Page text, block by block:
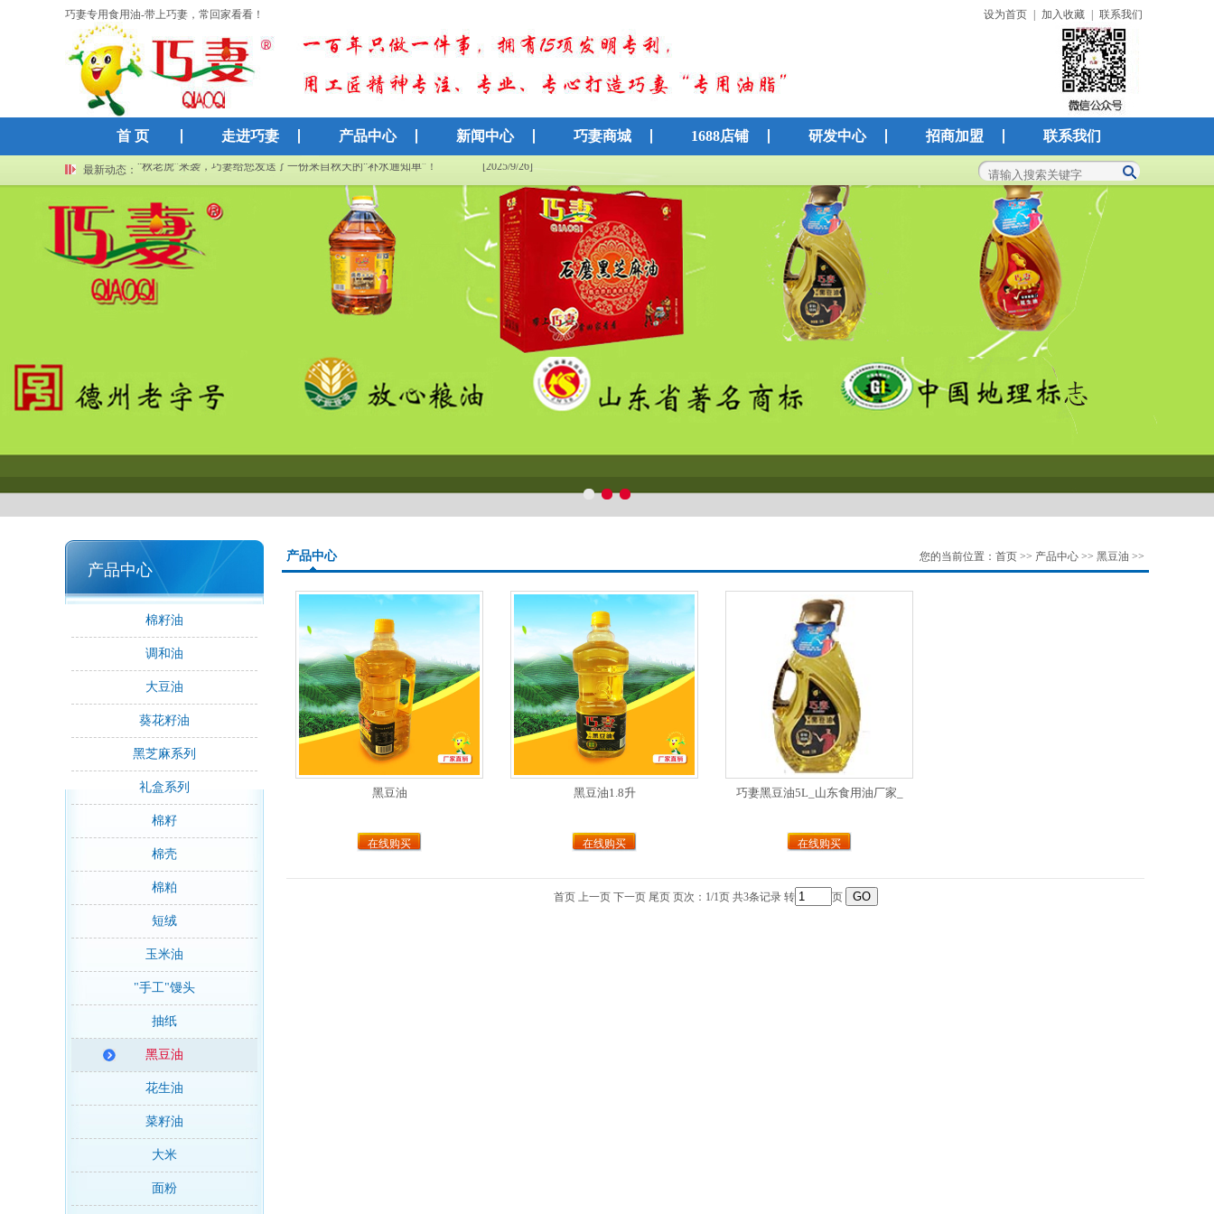
巧妻专用食用油-带上巧妻，常回家看看！ 设为首页 加入收藏 联系我们
首 页 走进巧妻 产品中心 新闻中心 巧妻商城 1688店铺 研发中心 招商加盟 联系我们
最新动态：
“秋老虎”来袭，巧妻给您发送了一份来自秋天的“补水通知单”！
[2025/9/26]
巧妻福利长期在线！空桶别浪费，免费换水超划算
[2025/9/26]
产品中心
棉籽油
调和油
大豆油
葵花籽油
黑芝麻系列
礼盒系列
棉籽
棉壳
棉粕
短绒
玉米油
"手工"馒头
抽纸
黑豆油
花生油
菜籽油
大米
面粉
您的当前位置： 首页 >> 产品中心 >> 黑豆油 >>
产品中心
黑豆油
在线购买
黑豆油1.8升
在线购买
巧妻黑豆油5L_山东食用油厂家_
在线购买
首页 上一页 下一页 尾页 页次：1/1页 共3条记录 转 页